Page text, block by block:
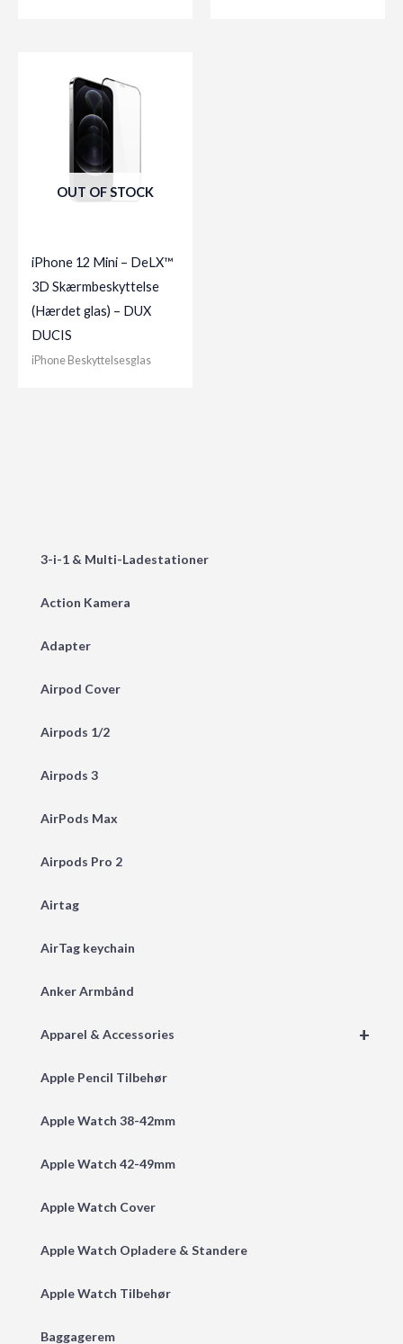
3-i-1 & Multi-Ladestationer
Action Kamera
Adapter
Airpod Cover
Airpods 1/2
Airpods 3
AirPods Max
Airpods Pro 2
Airtag
AirTag keychain
Anker Armbånd
+
Apparel & Accessories
Apple Pencil Tilbehør
Apple Watch 38-42mm
Apple Watch 42-49mm
Apple Watch Cover
Apple Watch Opladere & Standere
Apple Watch Tilbehør
Baggagerem
OUT OF STOCK
iPhone 12 Mini – DeLX™
3D Skærmbeskyttelse
(Hærdet glas) – DUX
DUCIS
iPhone Beskyttelsesglas